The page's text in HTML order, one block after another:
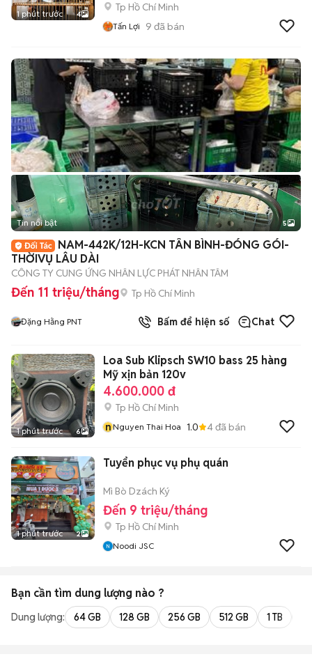
1 phút trước 4
Tp Hồ Chí Minh
Tấn Lợi 9 đã bán
Tin nổi bật 5
NAM-442K/12H-KCN TÂN BÌNH-ĐÓNG GÓI-
THỜIVỤ LÂU DÀI
CÔNG TY CUNG ỨNG NHÂN LỰC PHÁT NHÂN TÂM
Đến 11 triệu/tháng Tp Hồ Chí Minh
Đặng Hằng PNT Bấm để hiện số Chat
1 phút trước 6
Loa Sub Klipsch SW10 bass 25 hàng
Mỹ xịn bản 120v
4.600.000 đ
Tp Hồ Chí Minh
nNguyen Thai Hoa 1.0 4đã bán
1 phút trước 2
Tuyển phục vụ phụ quán
Mì Bò Dzách Ký
Đến 9 triệu/tháng
Tp Hồ Chí Minh
Noodi JSC
Bạn cần tìm dung lượng nào ?
Dung lượng: 64 GB 128 GB 256 GB 512 GB 1 TB